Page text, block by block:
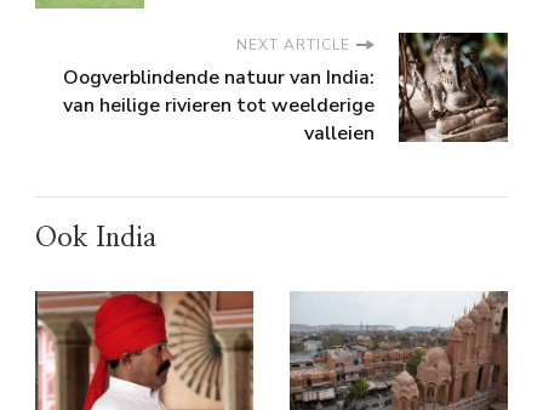
NEXT ARTICLE
Oogverblindende natuur van India:
van heilige rivieren tot weelderige
valleien
Ook India